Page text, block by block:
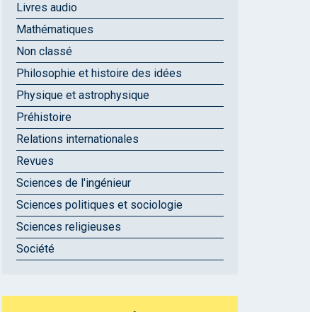
Livres audio
Mathématiques
Non classé
Philosophie et histoire des idées
Physique et astrophysique
Préhistoire
Relations internationales
Revues
Sciences de l'ingénieur
Sciences politiques et sociologie
Sciences religieuses
Société